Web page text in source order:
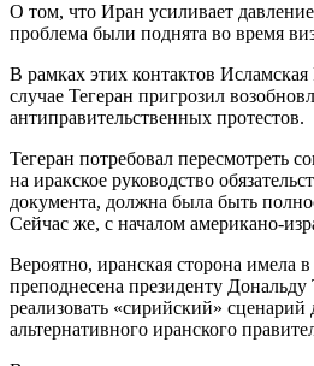
О том, что Иран усиливает
проблема были поднята во время
В рамках этих контактов
случае Тегеран пригрозил
антиправительственных протестов.
Тегеран потребовал пересмотреть
на иракское руководство
документа, должна была быть
Сейчас же, с началом американо-
Вероятно, иранская сторона имела
преподнесена президенту
реализовать «сирийский»
альтернативного иранского